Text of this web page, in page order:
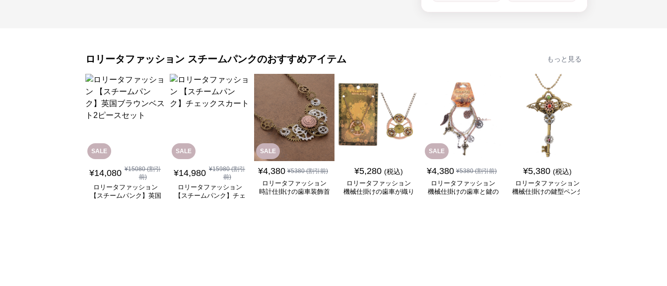
ロリータファッション スチームパンクのおすすめアイテム もっと見る
SALE
¥14,080 ¥15080(割引
前)
ロリータファッション
【スチームパンク】英国
SALE
¥14,980 ¥15980(割引
前)
ロリータファッション
【スチームパンク】チェ
SALE
¥4,380 ¥5380(割引前)
ロリータファッション
時計仕掛けの歯車装飾首
¥5,280 (税込)
ロリータファッション
機械仕掛けの歯車が織り
SALE
¥4,380 ¥5380(割引前)
ロリータファッション
機械仕掛けの歯車と鍵の
¥5,380 (税込)
ロリータファッション
機械仕掛けの鍵型ペンダ